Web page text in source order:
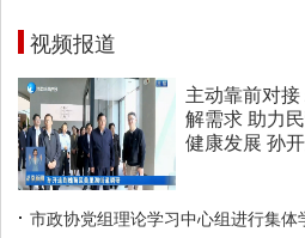
视频报道
主动靠前对接
解需求 助力
健康发展 孙
市政协党组理论学习中心组进行集体